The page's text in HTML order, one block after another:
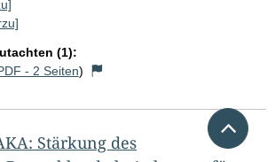
(1):
- 2 Seiten)
Stärkung des